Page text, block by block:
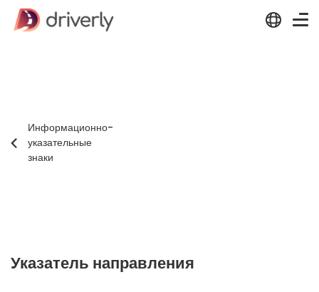
Информационно-
указательные
знаки
Указатель направления